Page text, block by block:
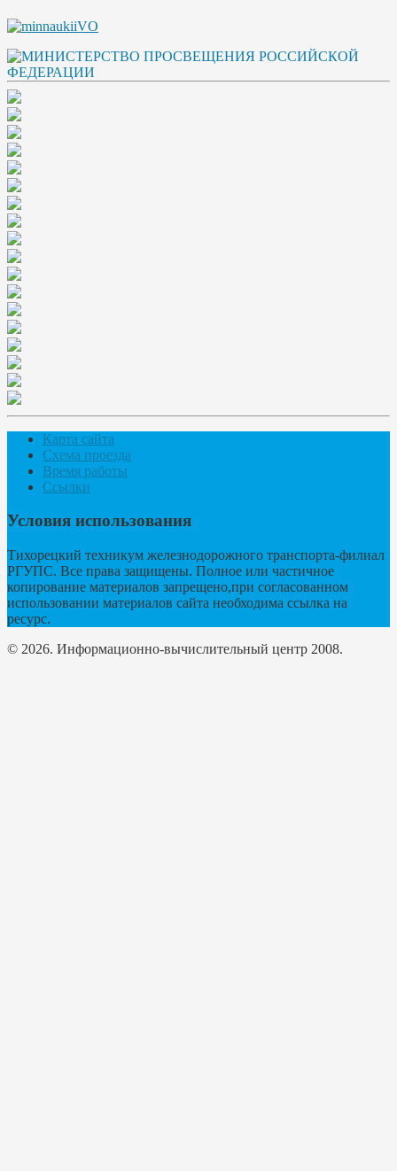
Карта сайта
Схема проезда
Время работы
Ссылки
Условия использования
Тихорецкий техникум железнодорожного транспорта-филиал
РГУПС. Все права защищены. Полное или частичное
копирование материалов запрещено,при согласованном
использовании материалов сайта необходима ссылка на
ресурс.
© 2026. Информационно-вычислительный центр 2008.